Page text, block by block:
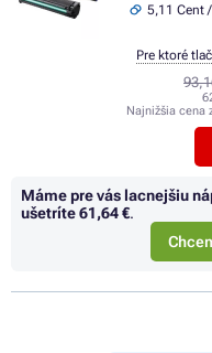
5,11 Cent
Najnižšia cena
Pre ktoré
Máme pre vás lacnejšiu
ušetríte61,64 €.